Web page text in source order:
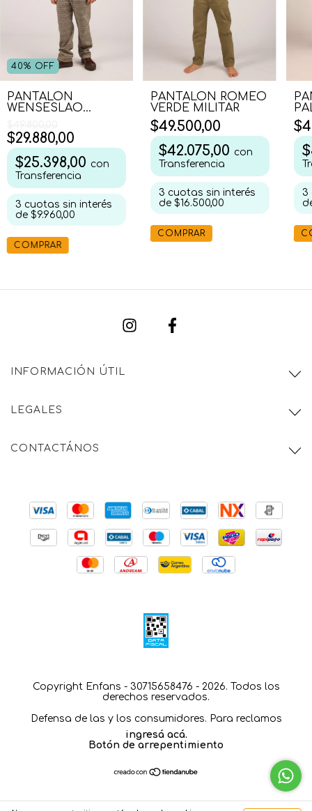
40% OFF
PANTALON
WENSESLAO
$29.880,00
$25.398,00 con
Transferencia
3 cuotas sin interés
de $9.960,00
COMPRAR
PANTALON ROMEO
VERDE MILITAR
$49.500,00
$42.075,00 con
Transferencia
3 cuotas sin interés
de $16.500,00
COMPRAR
3
INFORMACIÓN ÚTIL
LEGALES
CONTACTÁNOS
Copyright Enfans - 30715658476 - 2026. Todos los
derechos reservados.
Defensa de las y los consumidores. Para reclamos
ingresá acá.
Botón de arrepentimiento